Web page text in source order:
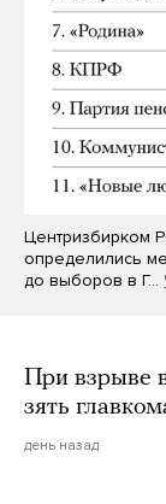
Центризбирком
определились
до выборов в Г…
При взрыве
зять
день назад